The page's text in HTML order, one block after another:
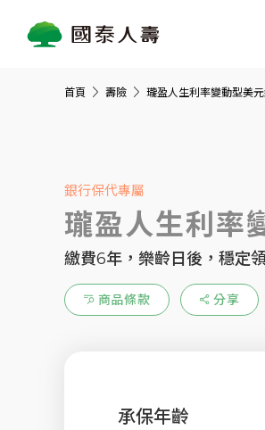
首頁 壽險 瓏盈人生利率變動型美
銀行保代專屬
瓏盈人生利率
繳費6年，樂齡日後，穩定
商品條款 分享
承保年齡